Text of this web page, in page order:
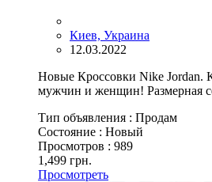
Киев, Украина
12.03.2022
Новые Кроссовки Nike Jordan.
мужчин и женщин! Размерная
Тип объявления : Продам
Состояние : Новый
Просмотров : 989
1,499 грн.
Просмотреть